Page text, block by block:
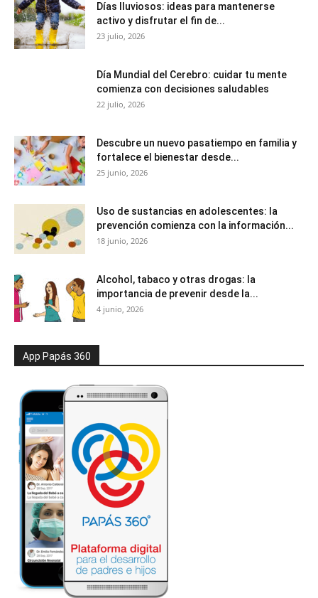
Días lluviosos: ideas para mantenerse
activo y disfrutar el fin de...
23 julio, 2026
Día Mundial del Cerebro: cuidar tu mente
comienza con decisiones saludables
22 julio, 2026
Descubre un nuevo pasatiempo en familia y
fortalece el bienestar desde...
25 junio, 2026
Uso de sustancias en adolescentes: la
prevención comienza con la información...
18 junio, 2026
Alcohol, tabaco y otras drogas: la
importancia de prevenir desde la...
4 junio, 2026
App Papás 360